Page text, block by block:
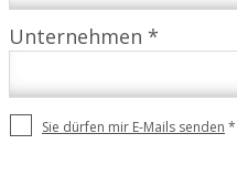
Unternehmen *
Sie dürfen mir E-Mails senden *